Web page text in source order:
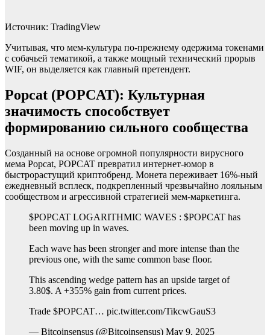
Источник: TradingView
Учитывая, что мем-культура по-прежнему одержима токенами
с собачьей тематикой, а также мощный технический прорыв
WIF, он выделяется как главный претендент.
Popcat (POPCAT): Культурная
значимость способствует
формированию сильного сообщества
Созданный на основе огромной популярности вирусного
мема Popcat, POPCAT превратил интернет-юмор в
быстрорастущий криптобренд. Монета переживает 16%-ный
ежедневный всплеск, подкрепленный чрезвычайно лояльным
сообществом и агрессивной стратегией мем-маркетинга.
$POPCAT LOGARITHMIC WAVES : $POPCAT has
been moving up in waves.
Each wave has been stronger and more intense than the
previous one, with the same common base floor.
This ascending wedge pattern has an upside target of
3.80$. A +355% gain from current prices.
Trade $POPCAT… pic.twitter.com/TikcwGauS3
— Bitcoinsensus (@Bitcoinsensus) May 9, 2025